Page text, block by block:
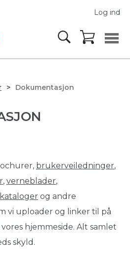
Log ind
Dokumentasjon
brukerveiledninger,
, verneblader,
kataloger og andre
vi uploader og linker til på
hjemmeside. Alt samlet
skyld.